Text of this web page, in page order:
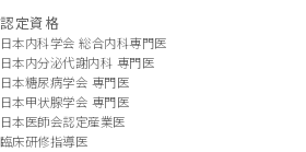
認定資格
日本内科学会 総合内科専門医
日本内分泌代謝内科 専門医
日本糖尿病学会 専門医
日本甲状腺学会 専門医
日本医師会認定産業医
臨床研修指導医